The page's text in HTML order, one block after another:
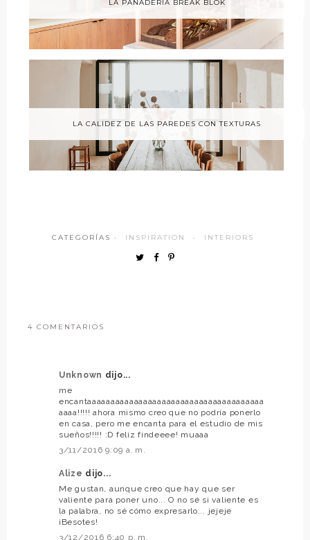
LA PANADERÍA BREAK BLOK
LA CALIDEZ DE LAS PAREDES CON TEXTURAS
CATEGORÍAS · INSPIRATION · INTERIORS
4 COMENTARIOS
Unknown dijo...
me
encantaaaaaaaaaaaaaaaaaaaaaaaaaaaaaaaaaaaaaa
aaaa!!!!! ahora mismo creo que no podría ponerlo
en casa, pero me encanta para el estudio de mis
sueños!!!!! :D feliz findeeee! muaaa
3/11/2016 9:09 a. m.
Alize dijo...
Me gustan, aunque creo que hay que ser
valiente para poner uno... O no sé si valiente es
la palabra, no sé cómo expresarlo... jejeje
¡Besotes!
3/12/2016 6:40 p. m.